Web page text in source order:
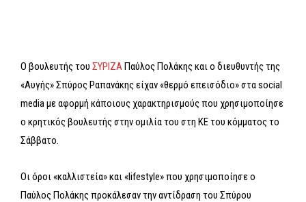
Ο βουλευτής του ΣΥΡΙΖΑΠαύλος Πολάκης και ο διευθυντής της
«Αυγής» Σπύρος Ραπανάκης είχαν «θερμό επεισόδιο» στα social
media με αφορμή κάποιους χαρακτηρισμούς που χρησιμοποίησε
ο κρητικός βουλευτής στην ομιλία του στη ΚΕ του κόμματος το
Σάββατο.
Οι όροι «καλλιστεία» και «lifestyle» που χρησιμοποίησε ο
Παύλος Πολάκης προκάλεσαν την αντίδραση του Σπύρου